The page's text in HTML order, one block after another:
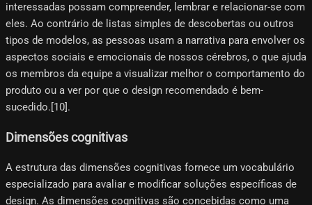
interessadas possam compreender, lembrar e relacionar-se com
eles. Ao contrário de listas simples de descobertas ou outros
tipos de modelos, as pessoas usam a narrativa para envolver os
aspectos sociais e emocionais de nossos cérebros, o que ajuda
os membros da equipe a visualizar melhor o comportamento do
produto ou a ver por que o design recomendado é bem-
sucedido.[10]​.
Dimensões cognitivas
A estrutura das dimensões cognitivas fornece um vocabulário
especializado para avaliar e modificar soluções específicas de
design. As dimensões cognitivas são concebidas como uma